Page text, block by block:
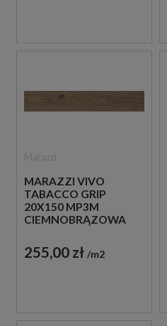
MARAZZI VIVO
TABACCO GRIP
20X150 MP3M
CIEMNOBRĄZOWA
ANTYPOŚLIZGOWA
IMITUJĄCA DREWNO
255,00 zł m2